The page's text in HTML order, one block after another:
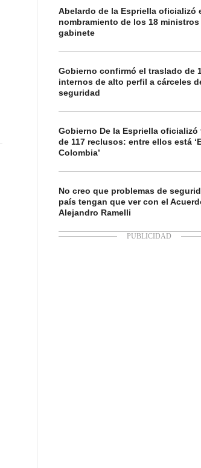
Abelardo de la Espriella oficializó
nombramiento de los 18 ministros
gabinete
Gobierno confirmó el traslado de
internos de alto perfil a cárceles
seguridad
Gobierno De la Espriella oficializó
de 117 reclusos: entre ellos está
Colombia’
No creo que problemas de
país tengan que ver con el
Alejandro Ramelli